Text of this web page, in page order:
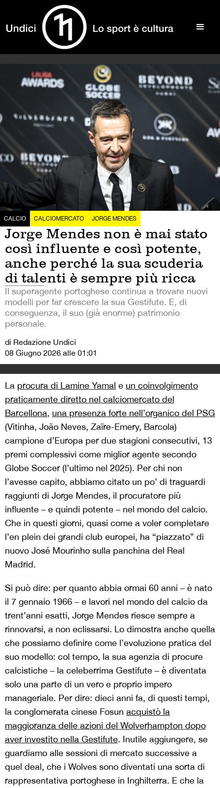
CALCIO CALCIOMERCATO JORGE MENDES
Jorge Mendes non è mai stato
così influente e così potente,
anche perché la sua scuderia
di talenti è sempre più ricca
Il superagente portoghese continua a trovare nuovi
modelli per far crescere la sua Gestifute. E, di
conseguenza, il suo (già enorme) patrimonio
personale.
di Redazione Undici
08 Giugno 2026 alle 01:01
La procura di Lamine Yamal e un coinvolgimento
praticamente diretto nel calciomercato del
Barcellona, una presenza forte nell’organico del PSG
(Vitinha, João Neves, Zaïre-Emery, Barcola)
campione d’Europa per due stagioni consecutivi, 13
premi complessivi come miglior agente secondo
Globe Soccer (l’ultimo nel 2025). Per chi non
l’avesse capito, abbiamo citato un po’ di traguardi
raggiunti di Jorge Mendes, il procuratore più
influente – e quindi potente – nel mondo del calcio.
Che in questi giorni, quasi come a voler completare
l’en plein dei grandi club europei, ha “piazzato” di
nuovo José Mourinho sulla panchina del Real
Madrid.
Si può dire: per quanto abbia ormai 60 anni – è nato
il 7 gennaio 1966 – e lavori nel mondo del calcio da
trent’anni esatti, Jorge Mendes riesce sempre a
rinnovarsi, a non eclissarsi. Lo dimostra anche quella
che possiamo definire come l’evoluzione pratica del
suo modello: col tempo, la sua agenzia di procure
calcistiche – la celeberrima Gestifute – è diventata
solo una parte di un vero e proprio impero
manageriale. Per dire: dieci anni fa, di questi tempi,
la conglomerata cinese Fosun acquistò la
maggioranza delle azioni del Wolverhampton dopo
aver investito nella Gestifute. Inutile aggiungere, se
guardiamo alle sessioni di mercato successive a
quel deal, che i Wolves sono diventati una sorta di
rappresentativa portoghese in Inghilterra. E che la